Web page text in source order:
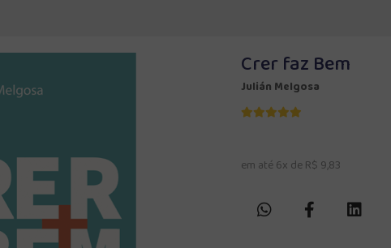
Crer faz Bem
Julián Melgosa
em até 6x de R$ 9,83